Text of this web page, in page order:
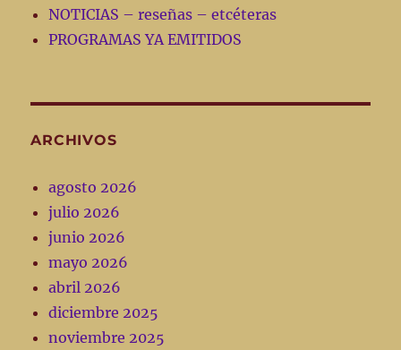
NOTICIAS – reseñas – etcéteras
PROGRAMAS YA EMITIDOS
ARCHIVOS
agosto 2026
julio 2026
junio 2026
mayo 2026
abril 2026
diciembre 2025
noviembre 2025